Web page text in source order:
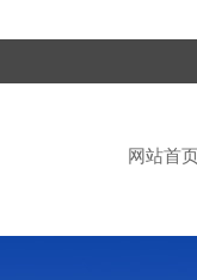
网站首